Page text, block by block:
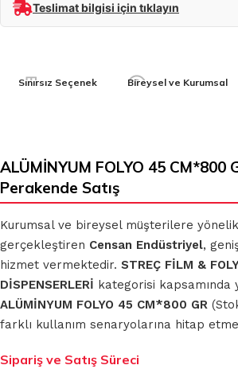
Teslimat bilgisi için tıklayın
Sınırsız Seçenek Bireysel ve Kurumsal
ALÜMİNYUM FOLYO 45 CM*800
Perakende Satış
Kurumsal ve bireysel müşterilere
gerçekleştiren Censan Endüstriyel,
hizmet vermektedir. STREÇ FİLM &
DİSPENSERLERİ kategorisi kapsamında
ALÜMİNYUM FOLYO 45 CM*800 GR
farklı kullanım senaryolarına hitap
Sipariş ve Satış Süreci